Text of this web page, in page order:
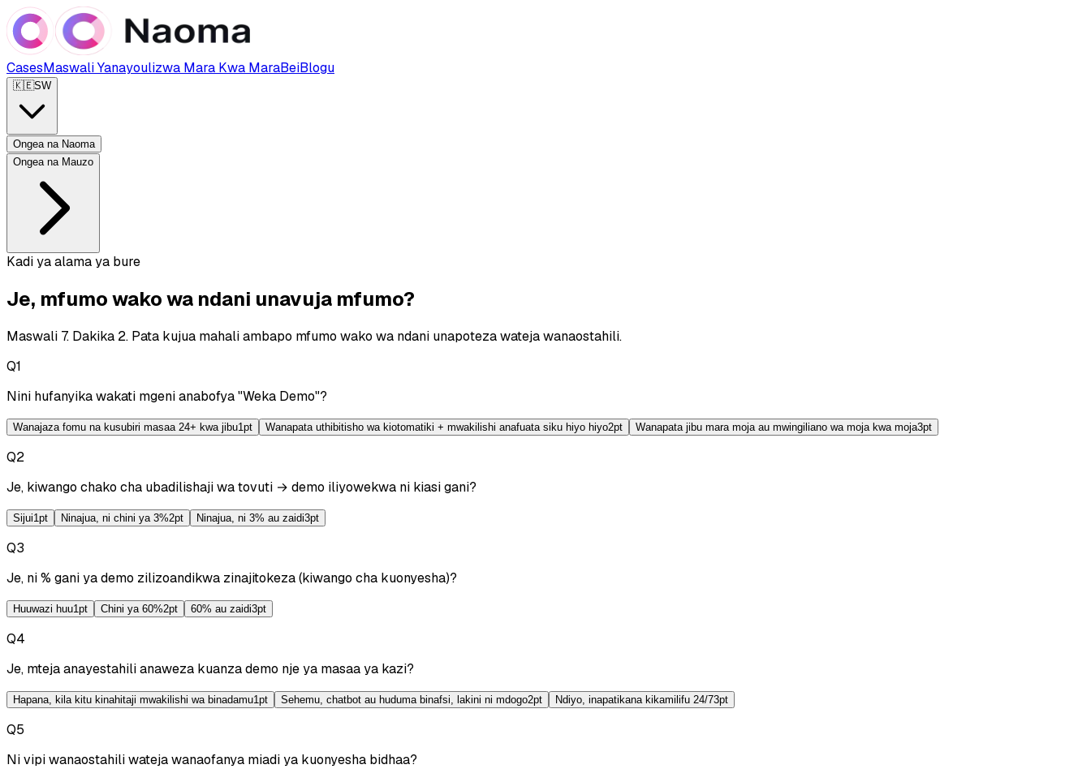
CasesMaswali Yanayoulizwa Mara Kwa MaraBeiBlogu
🇰🇪SW
Ongea na Naoma
Ongea na Mauzo
Kadi ya alama ya bure
Je, mfumo wako wa ndani unavuja mfumo?
Maswali 7. Dakika 2. Pata kujua mahali ambapo mfumo wako wa ndani unapoteza wateja wanaostahili.
Q1
Nini hufanyika wakati mgeni anabofya "Weka Demo"?
Wanajaza fomu na kusubiri masaa 24+ kwa jibu1 pt Wanapata uthibitisho wa kiotomatiki + mwakilishi anafuata siku hiyo hiyo2pt Wanapata jibu mara moja au mwingiliano wa moja kwa moja3pt
Q2
Je, kiwango chako cha ubadilishaji wa tovuti → demo iliyowekwa ni kiasi gani?
Sijui1 pt Ninajua, ni chini ya 3%2pt Ninajua, ni 3% au zaidi3pt
Q3
Je, ni % gani ya demo zilizoandikwa zinajitokeza (kiwango cha kuonyesha)?
Huuwazi huu1 pt Chini ya 60%2pt 60% au zaidi3pt
Q4
Je, mteja anayestahili anaweza kuanza demo nje ya masaa ya kazi?
Hapana, kila kitu kinahitaji mwakilishi wa binadamu1 pt Sehemu, chatbot au huduma binafsi, lakini ni mdogo2pt Ndiyo, inapatikana kikamilifu 24/73pt
Q5
Ni vipi wanaostahili wateja wanaofanya miadi ya kuonyesha bidhaa?